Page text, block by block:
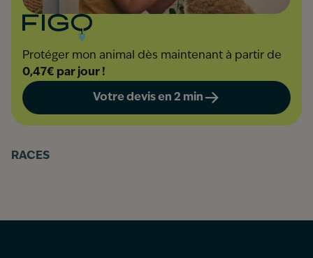
Protéger mon animal dès maintenant à partir de
0,47€ par jour !
Votre devis en 2 min
RACES